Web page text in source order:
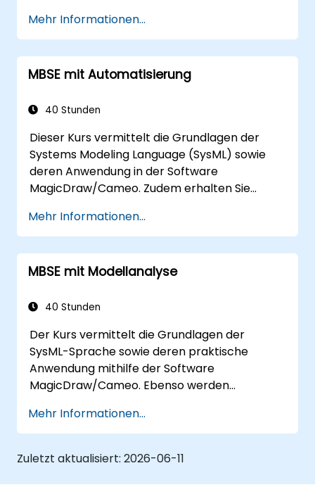
modellbasierten Systemengineering (MBSE)-
Simulierens und bewährte Praktiken im
Bereich MBSE gelehrt.
Mehr Informationen...
MBSE mit Automatisierung
40 Stunden
Dieser Kurs vermittelt die Grundlagen der
Systems Modeling Language (SysML) sowie
deren Anwendung in der Software
MagicDraw/Cameo. Zudem erhalten Sie
Simulation im Rahmen des Modelbasierten
Systemengineering und erfahren bewährte
Vorgehensweisen im MBSE-Bereich. Es
werden die Prinzipien zum Erstellen von
MagicDraw/Cameo-Tool-Suite behandelt –
MagicDraw funktionieren und wofür sie
genutzt werden können.
Mehr Informationen...
MBSE mit Modellanalyse
40 Stunden
Der Kurs vermittelt die Grundlagen der
SysML-Sprache sowie deren praktische
Anwendung mithilfe der Software
MagicDraw/Cameo. Ebenso werden
Modellvalidierung und zur Erstellung von
Modellmetriken gelehrt. Zudem erlernen die
Teilnehmer das Entwerfen sowie die Nutzung
Mehr Informationen...
Zuletzt aktualisiert: 2026-06-11